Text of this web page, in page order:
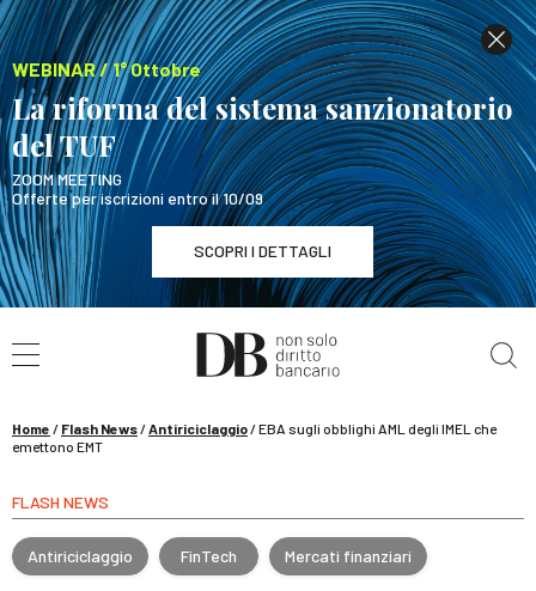
WEBINAR / 1° Ottobre
La riforma del sistema sanzionatorio
del TUF
ZOOM MEETING
Offerte per iscrizioni entro il 10/09
SCOPRI I DETTAGLI
WEBINAR / 1° Ottobre
La riforma del sistema sanzionatorio del TUF
Home / Flash News/Antiriciclaggio/EBA sugli obblighi AML degli IMEL che
emettono EMT
FLASH NEWS
Antiriciclaggio FinTech Mercati finanziari